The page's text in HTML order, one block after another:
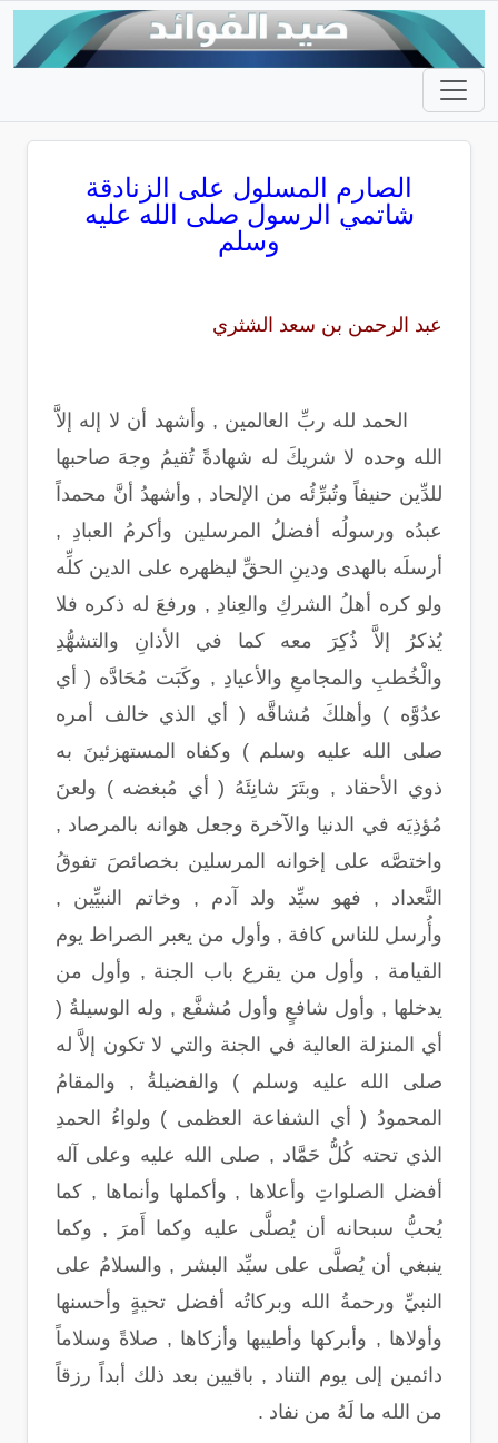
الصارم المسلول على الزنادقة
شاتمي الرسول صلى الله عليه
وسلم
عبد الرحمن بن سعد الشثري
الحمد لله ربِّ العالمين , وأشهد أن لا إله إلاَّ
الله وحده لا شريكَ له شهادةً تُقيمُ وجهَ صاحبها
للدِّين حنيفاً وتُبرِّئُه من الإلحاد , وأشهدُ أنَّ محمداً
عبدُه ورسولُه أفضلُ المرسلين وأكرمُ العبادِ ,
أرسلَه بالهدى ودينِ الحقِّ ليظهره على الدين كلِّه
ولو كره أهلُ الشركِ والعِنادِ , ورفعَ له ذكره فلا
يُذكرُ إلاَّ ذُكِرَ معه كما في الأذانِ والتشهُّدِ
والْخُطبِ والمجامعِ والأعيادِ , وكَبَت مُحَادَّه ( أي
عدُوَّه ) وأهلكَ مُشاقَّه ( أي الذي خالف أمره
صلى الله عليه وسلم ) وكفاه المستهزئينَ به
ذوي الأحقاد , وبتَرَ شانِئَهُ ( أي مُبغضه ) ولعنَ
مُؤذِيَه في الدنيا والآخرة وجعل هوانه بالمرصاد ,
واختصَّه على إخوانه المرسلين بخصائصَ تفوقُ
التَّعداد , فهو سيِّد ولد آدم , وخاتم النبيِّين ,
وأُرسل للناس كافة , وأول من يعبر الصراط يوم
القيامة , وأول من يقرع باب الجنة , وأول من
يدخلها , وأول شافعٍ وأول مُشفَّع , وله الوسيلةُ (
أي المنزلة العالية في الجنة والتي لا تكون إلاَّ له
صلى الله عليه وسلم ) والفضيلةُ , والمقامُ
المحمودُ ( أي الشفاعة العظمى ) ولواءُ الحمدِ
الذي تحته كُلُّ حَمَّاد , صلى الله عليه وعلى آله
أفضل الصلواتِ وأعلاها , وأكملها وأنماها , كما
يُحبُّ سبحانه أن يُصلَّى عليه وكما أَمرَ , وكما
ينبغي أن يُصلَّى على سيِّد البشر , والسلامُ على
النبيِّ ورحمةُ الله وبركاتُه أفضل تحيةٍ وأحسنها
وأولاها , وأبركها وأطيبها وأزكاها , صلاةً وسلاماً
دائمين إلى يوم التناد , باقيين بعد ذلك أبداً رزقاً
من الله ما لَهُ من نفاد .